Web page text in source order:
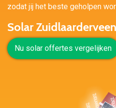
zodat jij het beste geholpen
Solar
Nu solar offertes vergelijken